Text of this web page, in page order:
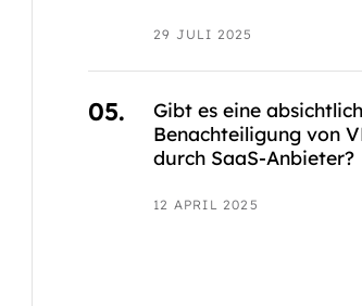
29 JULI 2025
Gibt es eine
Benachteiligung von
durch SaaS-Anbieter?
12 APRIL 2025